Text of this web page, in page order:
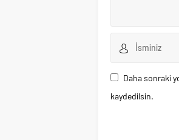
Daha sonraki
kaydedilsin.